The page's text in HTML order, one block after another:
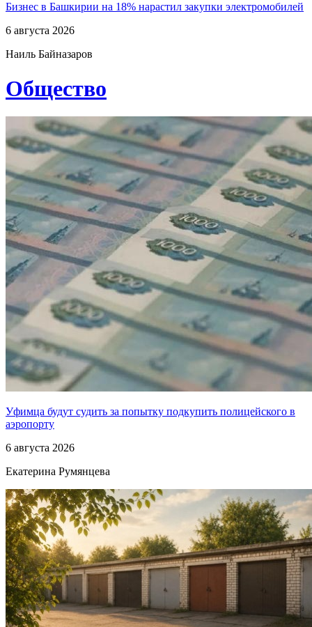
Бизнес в Башкирии на 18% нарастил закупки электромобилей
6 августа 2026
Наиль Байназаров
Общество
Уфимца будут судить за попытку подкупить полицейского в
аэропорту
6 августа 2026
Екатерина Румянцева